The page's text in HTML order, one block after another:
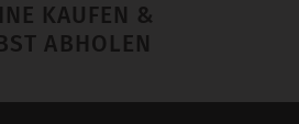
KAUFEN &
ABHOLEN